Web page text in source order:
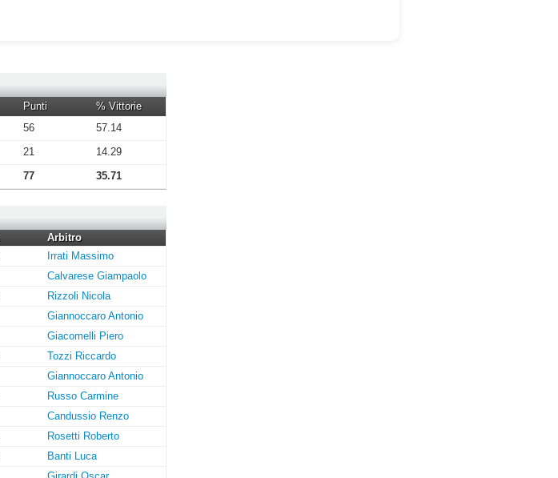
Punti
% Vittorie
56
57.14
21
14.29
77 35.71
Arbitro
Irrati Massimo
Calvarese Giampaolo
Rizzoli Nicola
Giannoccaro Antonio
Giacomelli Piero
Tozzi Riccardo
Giannoccaro Antonio
Russo Carmine
Candussio Renzo
Rosetti Roberto
Banti Luca